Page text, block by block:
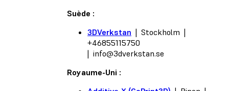
Suède :
3DVerkstan | Stockholm |
+46855115750
| info@3dverkstan.se
Royaume-Uni :